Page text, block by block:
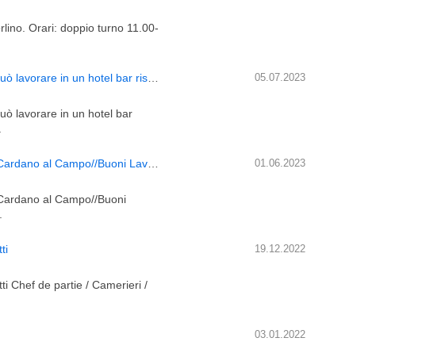
Orari: doppio turno 11.00-
05.07.2023
lavorare in un hotel bar
01.06.2023
al Campo//Buoni
19.12.2022
Chef de partie / Camerieri /
03.01.2022